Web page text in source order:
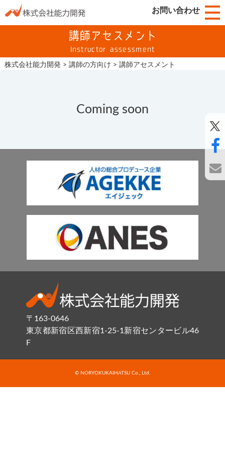
お問い合わせ
講師アセスメント
Instructor assessment
株式会社能力開発 > 講師の方向け > 講師アセスメント
Coming soon
〒163-0646
東京都新宿区西新宿1-25-1新宿センタービル46
F
© NORYOKUKAIHATSU Co., Ltd.